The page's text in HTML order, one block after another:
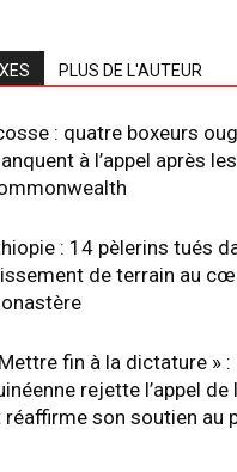
PLUS DE L'AUTEUR
: quatre boxeurs
à l’appel après
: 14 pèlerins tués
de terrain au
fin à la dictature » :
rejette l’appel de
réaffirme son soutien au